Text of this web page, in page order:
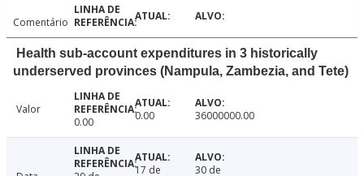
Comentário
Health sub-account expenditures in 3 historically
underserved provinces (Nampula, Zambezia, and Tete)
Valor
0.00
0.00 36000000.00
17 de
30 de